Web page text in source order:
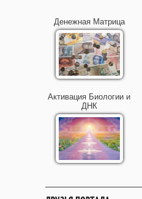
Денежная Матрица
Активация Биологии и
ДНК